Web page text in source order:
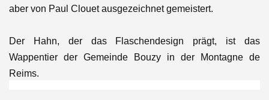
aber von Paul Clouet ausgezeichnet gemeistert.
Der Hahn, der das Flaschendesign prägt, ist das
Wappentier der Gemeinde Bouzy in der Montagne de
Reims.